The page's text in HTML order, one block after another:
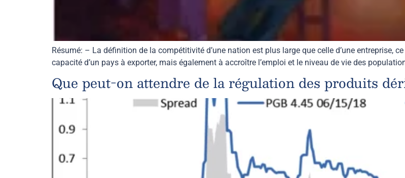
Résumé: – La définition de la compétitivité d’une nation est plus large que celle d’une entreprise,
capacité d’un pays à exporter, mais également à accroître l’emploi et le niveau de vie des
Que peut-on attendre de la régulation des produits